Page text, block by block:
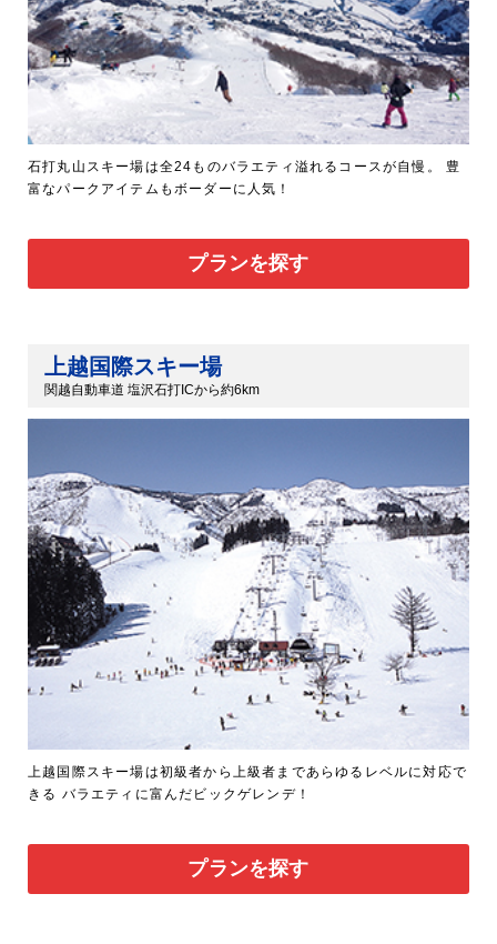
石打丸山スキー場は全24ものバラエティ溢れるコースが自慢。 豊
富なパークアイテムもボーダーに人気！
プランを探す
上越国際スキー場
関越自動車道 塩沢石打ICから約6km
上越国際スキー場は初級者から上級者まであらゆるレベルに対応で
きる バラエティに富んだビックゲレンデ！
プランを探す